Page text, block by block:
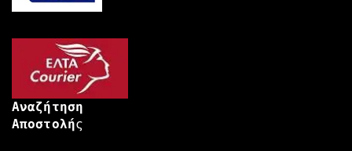
Αναζήτηση
Αποστολής